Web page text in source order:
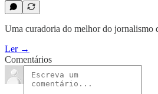
Uma curadoria do melhor do jornalismo
Ler →
Comentários